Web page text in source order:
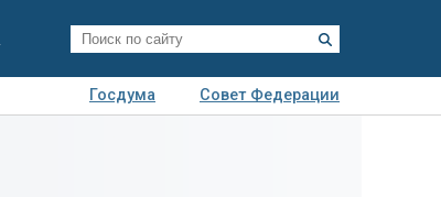
Госдума
Совет Федерации